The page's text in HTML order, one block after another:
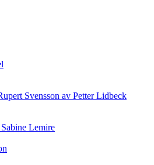
Svensson av Petter Lidbeck
Lemire